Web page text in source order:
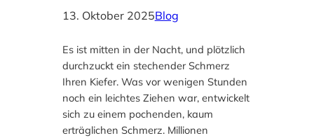
13. Oktober 2025Blog
Es ist mitten in der Nacht, und plötzlich
durchzuckt ein stechender Schmerz
Ihren Kiefer. Was vor wenigen Stunden
noch ein leichtes Ziehen war, entwickelt
sich zu einem pochenden, kaum
erträglichen Schmerz. Millionen